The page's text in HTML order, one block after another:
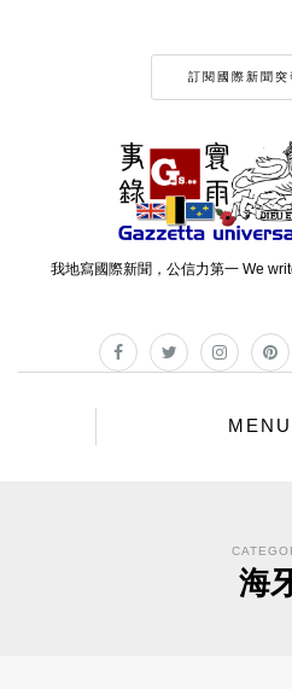
訂閱國際新聞
我地寫國際新聞，公信力第一 We
MENU
海